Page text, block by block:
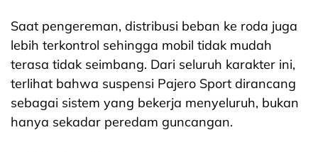
Saat pengereman, distribusi beban ke roda juga
lebih terkontrol sehingga mobil tidak mudah
terasa tidak seimbang. Dari seluruh karakter ini,
terlihat bahwa suspensi Pajero Sport dirancang
sebagai sistem yang bekerja menyeluruh, bukan
hanya sekadar peredam guncangan.